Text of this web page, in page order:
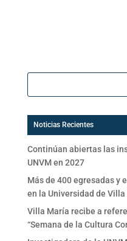
Buscar:
Noticias Recientes
Continúan abiertas las
UNVM en 2027
Más de 400 egresadas y
en la Universidad de Villa
Villa María recibe a
“Semana de la Cultura